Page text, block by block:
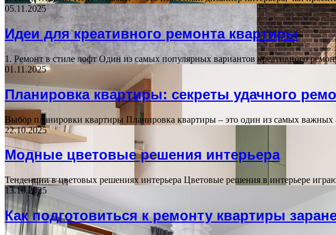
05.11.2025
Идеи для креативного ремонта квартиры
1. Ремонт в стиле лофт Один из самых популярных вариантов креативного
01.11.2025
Планировка квартиры: секреты удачного
Выбор планировки квартиры Планировка квартиры – это один из самых
22.10.2025
Модные цветовые решения интерьера
Тенденции в цветовых решениях интерьера Цветовые решения в интерьере
13.10.2025
Как подготовиться к ремонту квартиры